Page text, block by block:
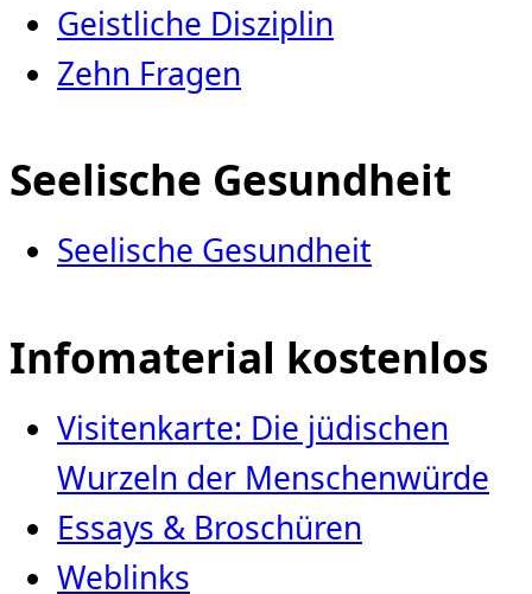
Geistliche Disziplin
Zehn Fragen
Seelische Gesundheit
Seelische Gesundheit
Infomaterial kostenlos
Visitenkarte: Die jüdischen
Wurzeln der Menschenwürde
Essays & Broschüren
Weblinks